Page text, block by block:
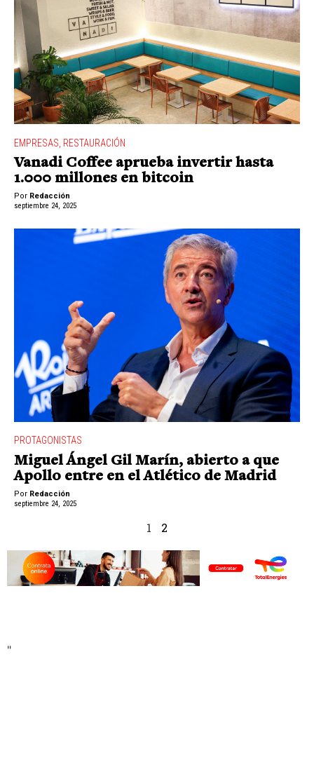
EMPRESAS RESTAURACIÓN
Vanadi Coffee aprueba invertir hasta
1.000 millones en bitcoin
Por Redacción
septiembre 24, 2025
PROTAGONISTAS
Miguel Ángel Gil Marín, abierto a que
Apollo entre en el Atlético de Madrid
Por Redacción
septiembre 24, 2025
1 2
"